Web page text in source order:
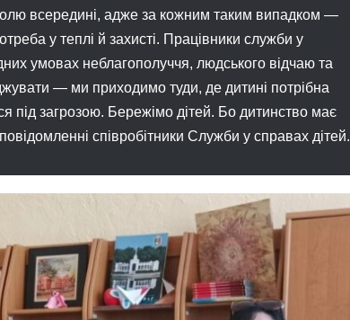
всередині, адже за кожним таким випадком —
у теплі й захисті. Працівники служби у
умовах неблагополуччя, людського відчаю та
— ми приходимо туди, де дитині потрібна
під загрозою. Бережімо дітей. Бо дитинство має
співробітники Служби у справах дітей.